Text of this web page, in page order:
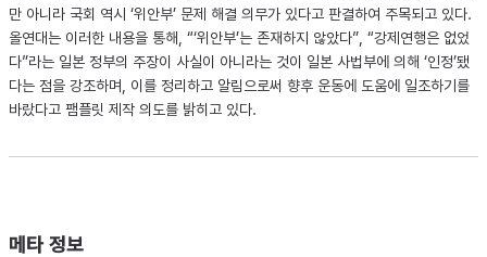
만 아니라 국회 역시 ‘위안부’ 문제 해결 의무가 있다고 판결하여 주목되고 있다.
올연대는 이러한 내용을 통해, “‘위안부’는 존재하지 않았다”, “강제연행은 없었
다”라는 일본 정부의 주장이 사실이 아니라는 것이 일본 사법부에 의해 ‘인정’됐
다는 점을 강조하며, 이를 정리하고 알림으로써 향후 운동에 도움에 일조하기를
바랐다고 팸플릿 제작 의도를 밝히고 있다.
메타 정보